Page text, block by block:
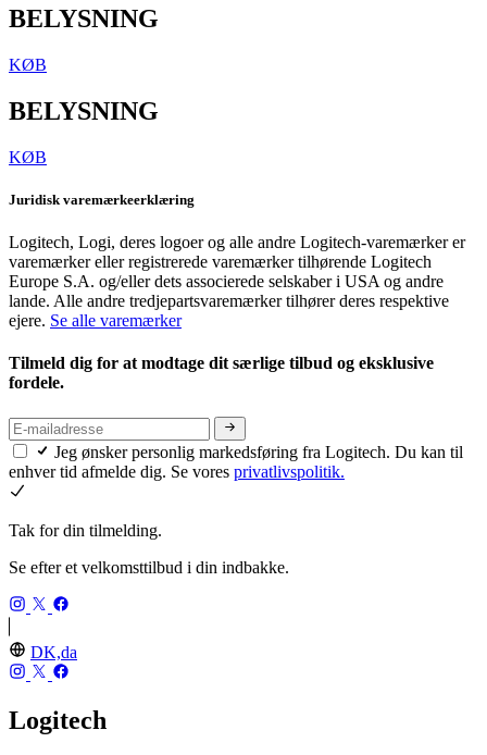
BELYSNING
KØB
BELYSNING
KØB
Juridisk varemærkeerklæring
Logitech, Logi, deres logoer og alle andre Logitech-varemærker er
varemærker eller registrerede varemærker tilhørende Logitech
Europe S.A. og/eller dets associerede selskaber i USA og andre
lande. Alle andre tredjepartsvaremærker tilhører deres respektive
ejere. Se alle varemærker
Tilmeld dig for at modtage dit særlige tilbud og eksklusive
fordele.
Jeg ønsker personlig markedsføring fra Logitech. Du kan til
enhver tid afmelde dig. Se vores privatlivspolitik.
Tak for din tilmelding.
Se efter et velkomsttilbud i din indbakke.
DK,da
Logitech